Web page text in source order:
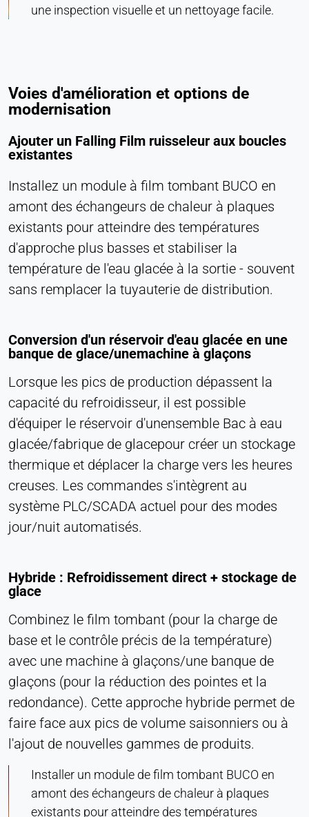
une inspection visuelle et un nettoyage facile.
Voies d'amélioration et options de
modernisation
Ajouter un Falling Film ruisseleur aux boucles
existantes
Installez un module à film tombant BUCO en
amont des échangeurs de chaleur à plaques
existants pour atteindre des températures
d'approche plus basses et stabiliser la
température de l'eau glacée à la sortie - souvent
sans remplacer la tuyauterie de distribution.
Conversion d'un réservoir d'eau glacée en une
banque de glace/unemachine à glaçons
Lorsque les pics de production dépassent la
capacité du refroidisseur, il est possible
d'équiper le réservoir d'unensemble Bac à eau
glacée/fabrique de glacepour créer un stockage
thermique et déplacer la charge vers les heures
creuses. Les commandes s'intègrent au
système PLC/SCADA actuel pour des modes
jour/nuit automatisés.
Hybride : Refroidissement direct + stockage de
glace
Combinez le film tombant (pour la charge de
base et le contrôle précis de la température)
avec une machine à glaçons/une banque de
glaçons (pour la réduction des pointes et la
redondance). Cette approche hybride permet de
faire face aux pics de volume saisonniers ou à
l'ajout de nouvelles gammes de produits.
Installer un module de film tombant BUCO en
amont des échangeurs de chaleur à plaques
existants pour atteindre des températures